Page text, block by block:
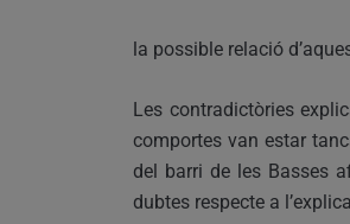
la possible relació
Les contradictòries
comportes van estar
del barri de les Basses
dubtes respecte a